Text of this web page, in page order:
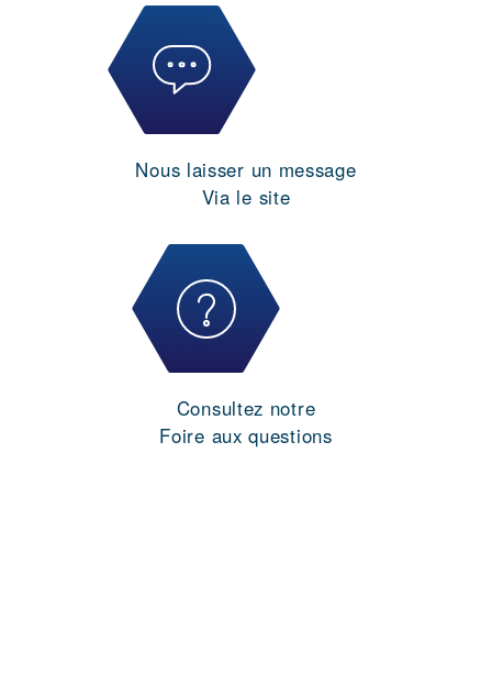
Nous laisser un message
Via le site
Consultez notre
Foire aux questions